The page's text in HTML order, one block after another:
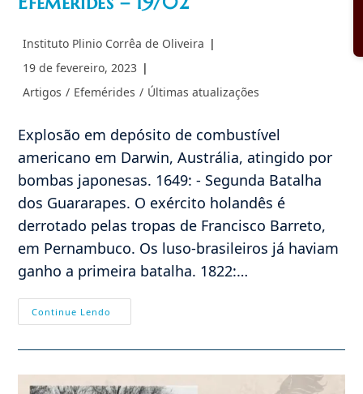
Autor
post:
Instituto Plinio Corrêa de Oliveira
Post
19 de fevereiro, 2023
Categoria
Artigos / Efemérides / Últimas atualizações
Explosão em depósito de combustível
americano em Darwin, Austrália, atingido por
bombas japonesas. 1649: - Segunda Batalha
dos Guararapes. O exército holandês é
derrotado pelas tropas de Francisco Barreto,
em Pernambuco. Os luso-brasileiros já haviam
ganho a primeira batalha. 1822:…
Continue Lendo
–